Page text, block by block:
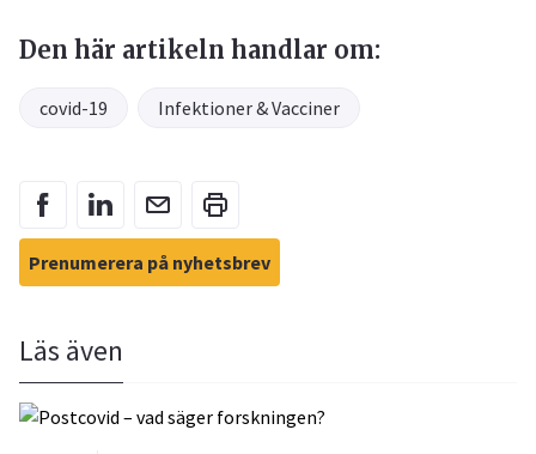
Den här artikeln handlar om:
covid-19 Infektioner & Vacciner
Prenumerera på nyhetsbrev
Läs även